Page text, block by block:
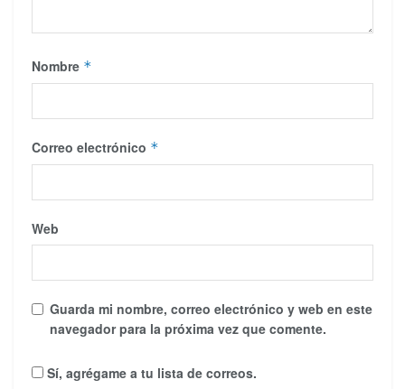
Nombre *
Correo electrónico *
Web
Guarda mi nombre, correo electrónico y web en este
navegador para la próxima vez que comente.
Sí, agrégame a tu lista de correos.